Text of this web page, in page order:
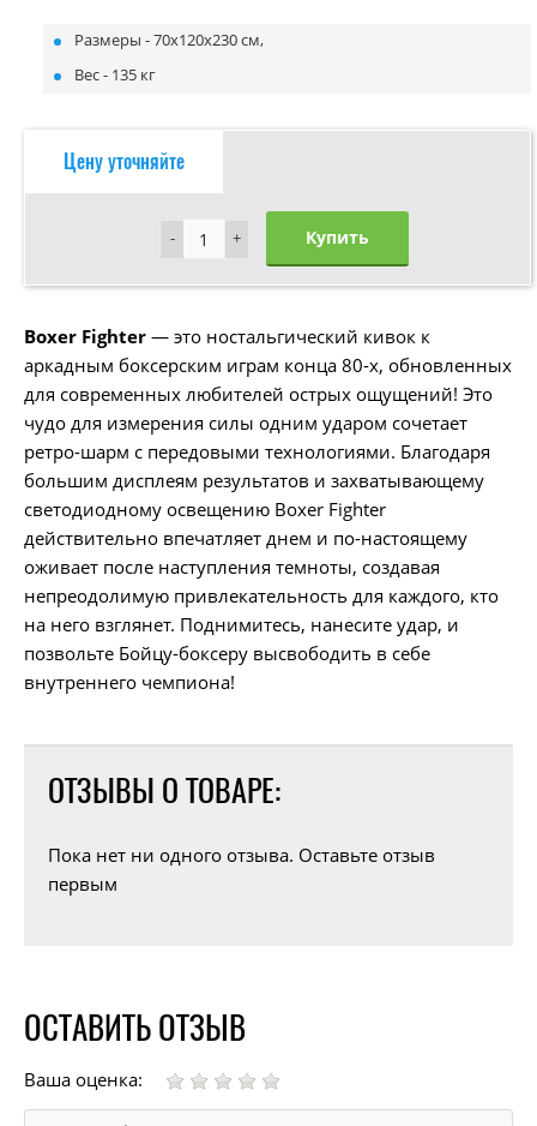
Размеры - 70x120x230 см,
Вес - 135 кг
Цену уточняйте
+
- +
- Купить
Boxer Fighter — это ностальгический кивок к
аркадным боксерским играм конца 80-х, обновленных
для современных любителей острых ощущений! Это
чудо для измерения силы одним ударом сочетает
ретро-шарм с передовыми технологиями. Благодаря
большим дисплеям результатов и захватывающему
светодиодному освещению Boxer Fighter
действительно впечатляет днем и по-настоящему
оживает после наступления темноты, создавая
непреодолимую привлекательность для каждого, кто
на него взглянет. Поднимитесь, нанесите удар, и
позвольте Бойцу-боксеру высвободить в себе
внутреннего чемпиона!
ОТЗЫВЫ О ТОВАРЕ:
Пока нет ни одного отзыва. Оставьте отзыв
первым
ОСТАВИТЬ ОТЗЫВ
Ваша оценка: